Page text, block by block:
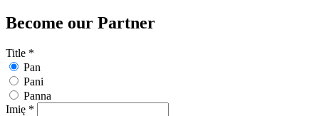
Become our Partner
Title *
Pan
Pani
Panna
Imię *